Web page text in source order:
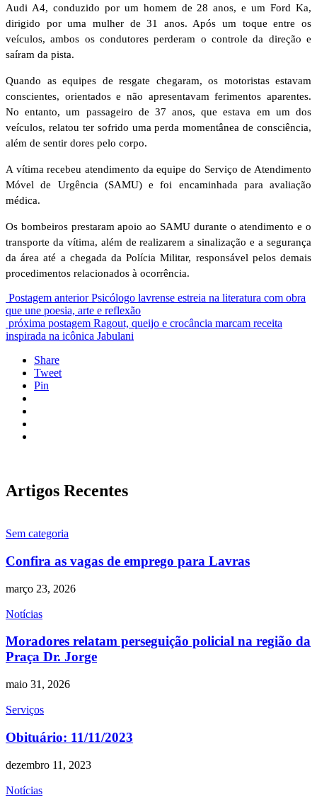
Audi A4, conduzido por um homem de 28 anos, e um Ford Ka,
dirigido por uma mulher de 31 anos. Após um toque entre os
veículos, ambos os condutores perderam o controle da direção e
saíram da pista.
Quando as equipes de resgate chegaram, os motoristas estavam
conscientes, orientados e não apresentavam ferimentos aparentes.
No entanto, um passageiro de 37 anos, que estava em um dos
veículos, relatou ter sofrido uma perda momentânea de consciência,
além de sentir dores pelo corpo.
A vítima recebeu atendimento da equipe do Serviço de Atendimento
Móvel de Urgência (SAMU) e foi encaminhada para avaliação
médica.
Os bombeiros prestaram apoio ao SAMU durante o atendimento e o
transporte da vítima, além de realizarem a sinalização e a segurança
da área até a chegada da Polícia Militar, responsável pelos demais
procedimentos relacionados à ocorrência.
Postagem anterior Psicólogo lavrense estreia na literatura com obra
que une poesia, arte e reflexão
próxima postagem Ragout, queijo e crocância marcam receita
inspirada na icônica Jabulani
Share
Tweet
Pin
Artigos Recentes
Sem categoria
Confira as vagas de emprego para Lavras
março 23, 2026
Notícias
Moradores relatam perseguição policial na região da
Praça Dr. Jorge
maio 31, 2026
Serviços
Obituário: 11/11/2023
dezembro 11, 2023
Notícias